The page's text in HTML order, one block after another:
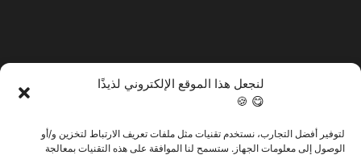
لنجعل هذا الموقع الإلكتروني لذيذًا
😋 🍪
لتوفير أفضل التجارب، نستخدم تقنيات مثل ملفات تعريف الارتباط لتخزين و/أو
الوصول إلى معلومات الجهاز. ستسمح لنا الموافقة على هذه التقنيات بمعالجة
@2025 فيرتيتك. كل الحقوق محفوظة.